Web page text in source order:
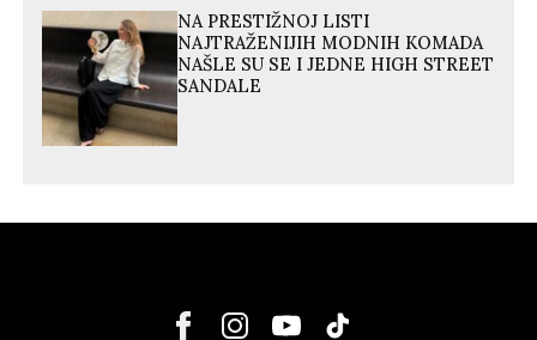
NA PRESTIŽNOJ LISTI
NAJTRAŽENIJIH MODNIH KOMADA
NAŠLE SU SE I JEDNE HIGH STREET
SANDALE